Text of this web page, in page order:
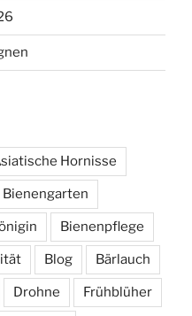
Hornisse
Bienengarten
Bienenpflege
Blog Bärlauch
Drohne Frühblüher